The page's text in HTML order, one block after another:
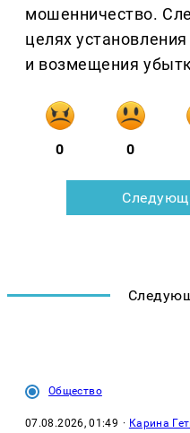
мошенничество.
целях
и возмещения
0 0
Общество
07.08.2026, 01:49 · Карина